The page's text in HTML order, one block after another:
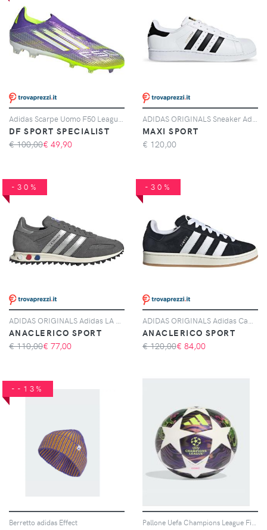
DF SPORT SPECIALIST
€ 100,00€ 49,90
MAXI SPORT
€ 120,00
-30%
ANACLERICO SPORT
€ 110,00€ 77,00
-30%
ANACLERICO SPORT
€ 120,00€ 84,00
--13%
Berretto adidas Effect